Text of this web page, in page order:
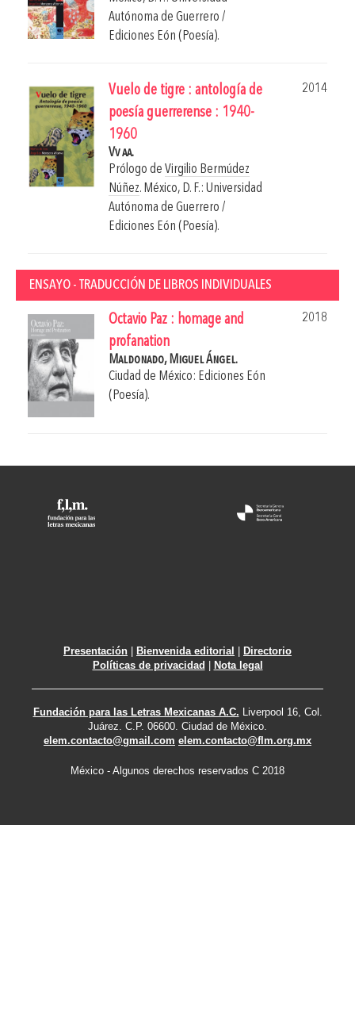
Autónoma de Guerrero /
Ediciones Eón (Poesía).
Vuelo de tigre : antología de
poesía guerrerense : 1940-
1960
2014
Vv aa.
Prólogo de Virgilio Bermúdez
Núñez. México, D. F.: Universidad
Autónoma de Guerrero /
Ediciones Eón (Poesía).
ENSAYO - TRADUCCIÓN DE LIBROS INDIVIDUALES
Octavio Paz : homage and
profanation
2018
Maldonado, Miguel Ángel.
Ciudad de México: Ediciones Eón
(Poesía).
Presentación Bienvenida editorial
Directorio
Políticas de privacidad
Nota legal
Fundación para las Letras Mexicanas A.C. Liverpool 16, Col.
Juárez. C.P. 06600. Ciudad de México.
elem.contacto@gmail.com elem.contacto@flm.org.mx
México - Algunos derechos reservados C 2018